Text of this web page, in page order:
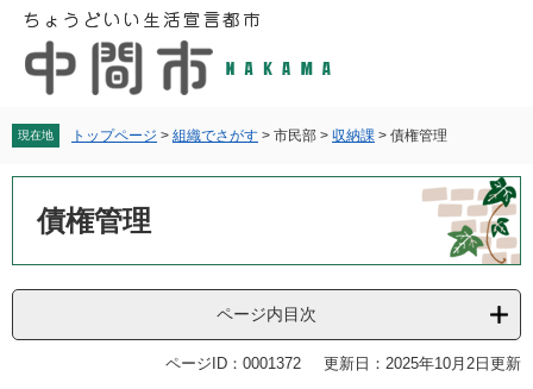
文
へ
現在地 トップページ > 組織でさがす > 市民部 > 収納課 > 債権管理
債権管理
ページ内目次
ページID：0001372 更新日：2025年10月2日更新